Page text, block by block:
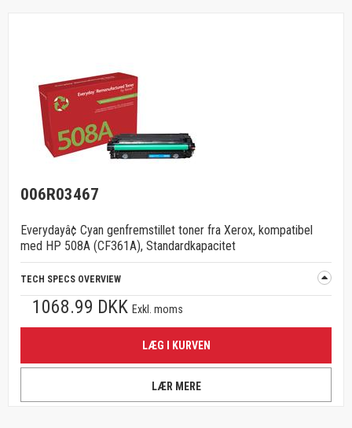
006R03467
Everydayâ¢ Cyan genfremstillet toner fra Xerox, kompatibel
med HP 508A (CF361A), Standardkapacitet
TECH SPECS OVERVIEW
1068.99 DKK Exkl. moms
LÆG I KURVEN
LÆR MERE